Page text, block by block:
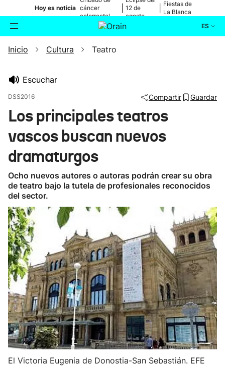
Hoy es noticia cáncer
colorrectal
12 de
agosto
Fiestas de
La Blanca
ES
Buscador Actualidad
Ikusmiran
Inicio Cultura Teatro
Escuchar
DSS2016 Compartir Guardar
Los principales teatros
vascos buscan nuevos
dramaturgos
Ocho nuevos autores o autoras podrán crear su obra
de teatro bajo la tutela de profesionales reconocidos
del sector.
El Victoria Eugenia de Donostia-San Sebastián. EFE